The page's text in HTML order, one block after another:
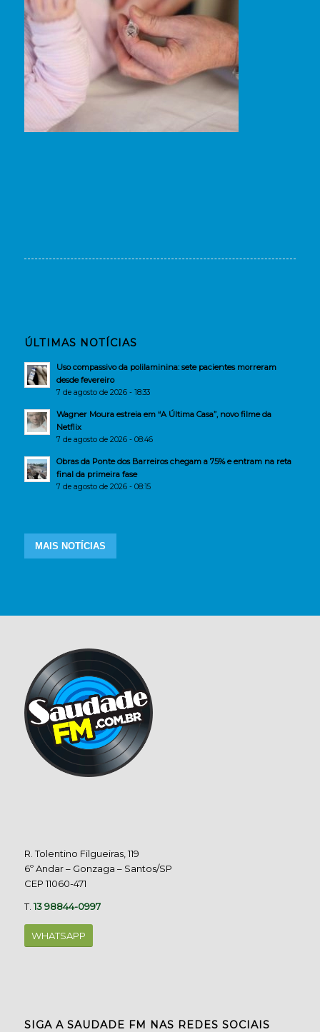
ÚLTIMAS NOTÍCIAS
Uso compassivo da polilaminina: sete pacientes morreram
desde fevereiro
7 de agosto de 2026 - 18:33
Wagner Moura estreia em “A Última Casa”, novo filme da
Netflix
7 de agosto de 2026 - 08:46
Obras da Ponte dos Barreiros chegam a 75% e entram na reta
final da primeira fase
7 de agosto de 2026 - 08:15
MAIS NOTÍCIAS
R. Tolentino Filgueiras, 119
6º Andar – Gonzaga – Santos/SP
CEP 11060-471
T.13 98844-0997
WHATSAPP
SIGA A SAUDADE FM NAS REDES SOCIAIS